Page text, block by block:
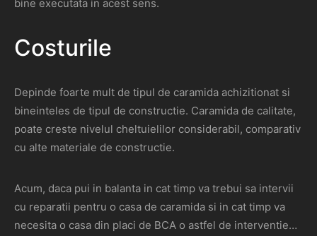
bine executata in acest sens.
Costurile
Depinde foarte mult de tipul de caramida achizitionat si
bineinteles de tipul de constructie. Caramida de calitate,
poate creste nivelul cheltuielilor considerabil, comparativ
cu alte materiale de constructie.
Acum, daca pui in balanta in cat timp va trebui sa intervii
cu reparatii pentru o casa de caramida si in cat timp va
necesita o casa din placi de BCA o astfel de interventie…